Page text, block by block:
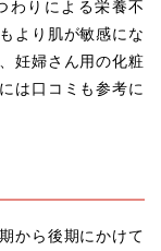
わりによる栄養不
より肌が敏感にな
妊婦さん用の化粧
は口コミも参考に
から後期にかけて